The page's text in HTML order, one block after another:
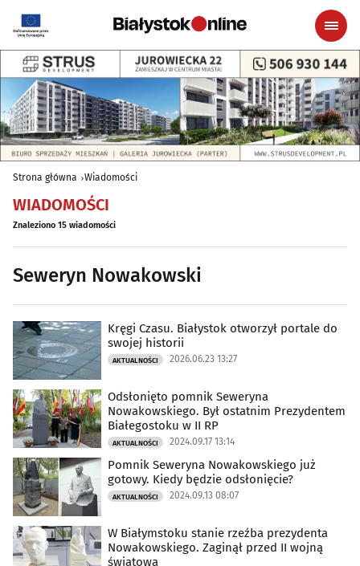
Strona główna Wiadomości
WIADOMOŚCI
Znaleziono 15 wiadomości
Seweryn Nowakowski
Kręgi Czasu. Białystok otworzył portale do
swojej historii
AKTUALNOŚCI 2026.06.23 13:27
Odsłonięto pomnik Seweryna
Nowakowskiego. Był ostatnim Prezydentem
Białegostoku w II RP
AKTUALNOŚCI 2024.09.17 13:14
Pomnik Seweryna Nowakowskiego już
gotowy. Kiedy będzie odsłonięcie?
AKTUALNOŚCI 2024.09.13 08:07
W Białymstoku stanie rzeźba prezydenta
Nowakowskiego. Zaginął przed II wojną
światową